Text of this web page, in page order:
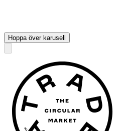
Hoppa över karusell